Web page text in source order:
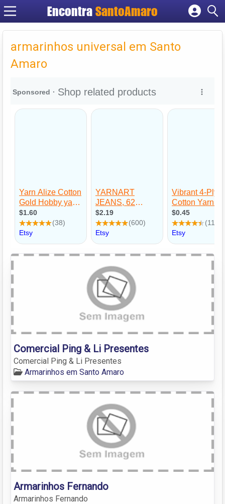
Encontra SantoAmaro
Cadastrar empresa
Criar conta
armarinhos universal em Santo
Amaro
Comercial Ping & Li Presentes
Comercial Ping & Li Presentes
Armarinhos em Santo Amaro
Armarinhos Fernando
Armarinhos Fernando